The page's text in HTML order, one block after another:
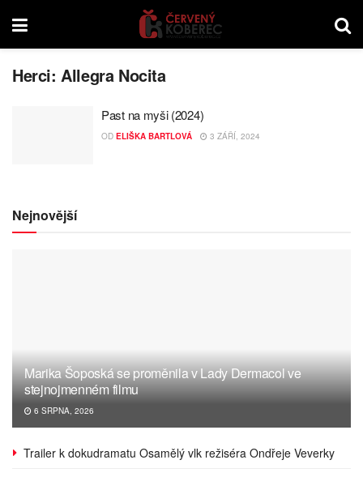
Herci:Allegra Nocita
Past na myši (2024)
OD ELIŠKA BARTLOVÁ 3 ZÁŘÍ, 2024
Nejnovější
Marika Šoposká se proměnila v Lady Dermacol ve
stejnojmenném filmu
6 SRPNA, 2026
Trailer k dokudramatu Osamělý vlk režiséra Ondřeje Veverky